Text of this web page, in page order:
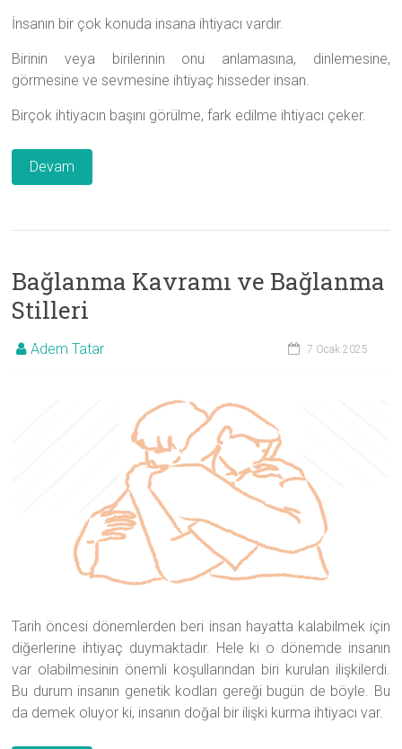
İnsanın bir çok konuda insana ihtiyacı vardır.
Birinin veya birilerinin onu anlamasına, dinlemesine,
görmesine ve sevmesine ihtiyaç hisseder insan.
Birçok ihtiyacın başını görülme, fark edilme ihtiyacı çeker.
Devam
Bağlanma Kavramı ve Bağlanma
Stilleri
Adem Tatar 7 Ocak 2025
Tarih öncesi dönemlerden beri insan hayatta kalabilmek için
diğerlerine ihtiyaç duymaktadır. Hele ki o dönemde insanın
var olabilmesinin önemli koşullarından biri kurulan ilişkilerdi.
Bu durum insanın genetik kodları gereği bugün de böyle. Bu
da demek oluyor ki, insanın doğal bir ilişki kurma ihtiyacı var.